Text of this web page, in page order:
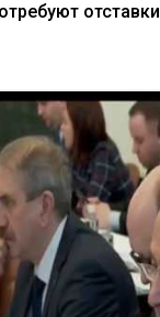
отставки